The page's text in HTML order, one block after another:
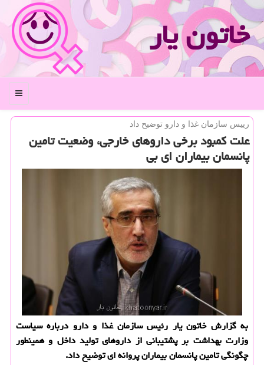
خاتون یار
منو
رییس سازمان غذا و دارو توضیح داد
علت كمبود برخی داروهای خارجی، وضعیت تامین
پانسمان بیماران ای بی
به گزارش خاتون یار رئیس سازمان غذا و دارو درباره سیاست
وزارت بهداشت بر پشتیبانی از داروهای تولید داخل و همینطور
چگونگی تامین پانسمان بیماران پروانه ای توضیح داد.